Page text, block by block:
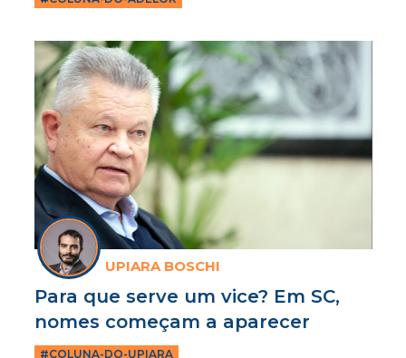
UPIARA BOSCHI
Para que serve um vice? Em SC,
nomes começam a aparecer
#COLUNA-DO-UPIARA